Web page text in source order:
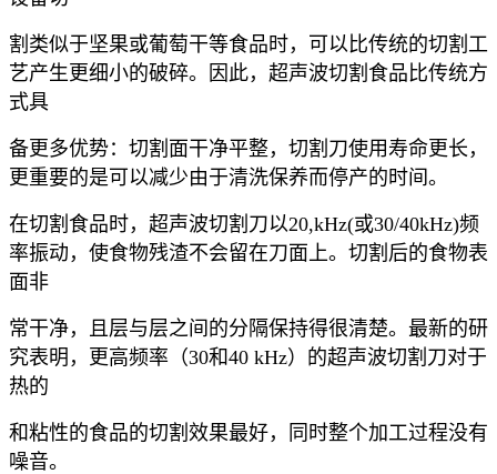
割类似于坚果或葡萄干等食品时，可以比传统的切割工
艺产生更细小的破碎。因此，超声波切割食品比传统方
式具
备更多优势：切割面干净平整，切割刀使用寿命更长，
更重要的是可以减少由于清洗保养而停产的时间。
在切割食品时，超声波切割刀以20,kHz(或30/40kHz)频
率振动，使食物残渣不会留在刀面上。切割后的食物表
面非
常干净，且层与层之间的分隔保持得很清楚。最新的研
究表明，更高频率（30和40 kHz）的超声波切割刀对于
热的
和粘性的食品的切割效果最好，同时整个加工过程没有
噪音。